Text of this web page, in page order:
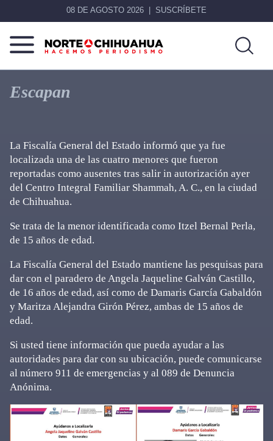
08 DE AGOSTO 2026 SUSCRÍBETE
Norte
Chihuahua
Más
que
noticias,
Escapan
La Fiscalía General del Estado informó que ya fue
localizada una de las cuatro menores que fueron
reportadas como ausentes tras salir in autorización ayer
del Centro Integral Familiar Shammah, A. C., en la ciudad
de Chihuahua.
Se trata de la menor identificada como Itzel Bernal Perla,
de 15 años de edad.
La Fiscalía General del Estado mantiene las pesquisas para
dar con el paradero de Angela Jaqueline Galván Castillo,
de 16 años de edad, así como de Damaris García Gabaldón
y Maritza Alejandra Girón Pérez, ambas de 15 años de
edad.
Si usted tiene información que pueda ayudar a las
autoridades para dar con su ubicación, puede comunicarse
al número 911 de emergencias y al 089 de Denuncia
Anónima.